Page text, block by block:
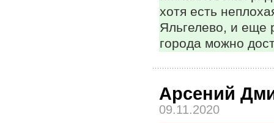
хотя есть
Яльгелево, и еще
города можно
Арсений
09.11.2020